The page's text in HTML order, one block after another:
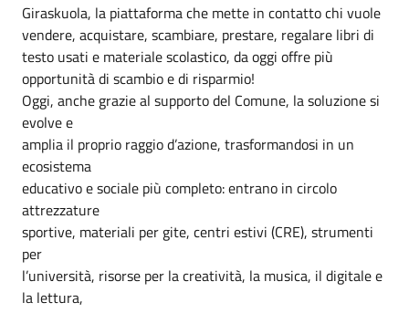
Giraskuola, la piattaforma che mette in contatto chi vuole
vendere, acquistare, scambiare, prestare, regalare libri di
testo usati e materiale scolastico, da oggi offre più
opportunità di scambio e di risparmio!
Oggi, anche grazie al supporto del Comune, la soluzione si
evolve e
amplia il proprio raggio d’azione, trasformandosi in un
ecosistema
educativo e sociale più completo: entrano in circolo
attrezzature
sportive, materiali per gite, centri estivi (CRE), strumenti
per
l’università, risorse per la creatività, la musica, il digitale e
la lettura,